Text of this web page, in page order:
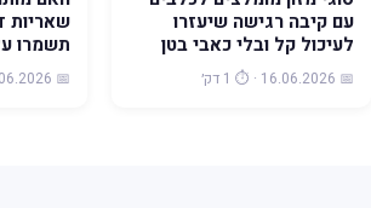
עם קיבה רגישה שיעזרו
לעיכול קל ובלי כאבי בטן
📅 16.06.2026 · ⏱️ 1 דק׳
שאריות
תשמרו
📅 12.06.2026 · ⏱️ 1 דק׳